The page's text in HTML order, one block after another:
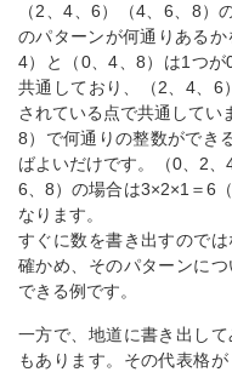
（2、4、6）（4、6、8）
のパターンが何通りあるか
4）と（0、4、8）は1つ
共通しており、（2、4、6
されている点で共通してい
8）で何通りの整数ができ
ばよいだけです。（0、2、
6、8）の場合は3×2×1＝6
なります。
すぐに数を書き出すので
確かめ、そのパターンに
できる例です。
一方で、地道に書き出し
もあります。その代表格